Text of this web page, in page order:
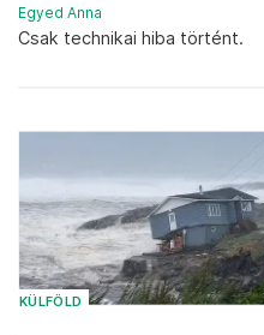
Egyed Anna
Csak technikai hiba történt.
KÜLFÖLD